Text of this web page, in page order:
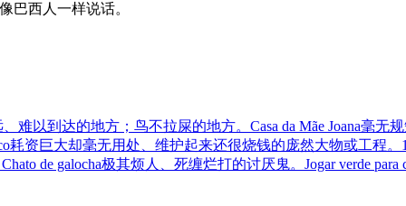
巴西人一样说话。
难以到达的地方；鸟不拉屎的地方。 Casa da Mãe Joana毫无
耗资巨大却毫无用处、维护起来还很烧钱的庞然大物或工程。
Chato de galocha极其烦人、死缠烂打的讨厌鬼。 Jogar verde para